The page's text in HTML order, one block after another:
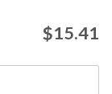
$15.41